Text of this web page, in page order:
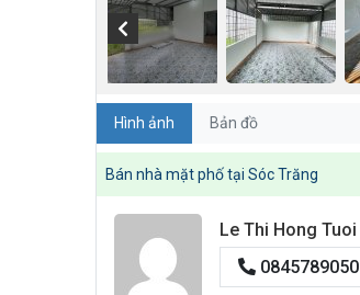
Hình ảnh Bản đồ
Bán nhà mặt phố tại Sóc Trăng
Le Thi Hong Tuoi
0845789050